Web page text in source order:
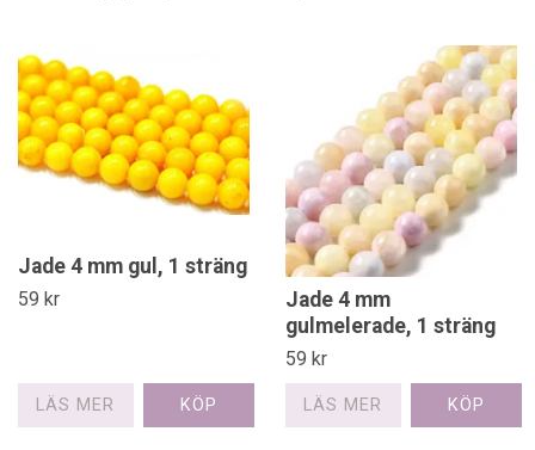
Jade 4 mm gul, 1 sträng
59 kr
LÄS MER
Jade 4 mm
gulmelerade, 1 sträng
59 kr
LÄS MER